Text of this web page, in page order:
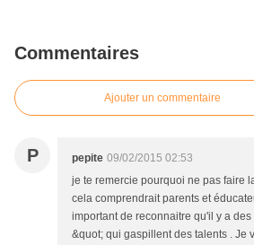
Commentaires
Ajouter un commentaire
P pepite 09/02/2015 02:53
je te remercie pourquoi ne pas faire
cela comprendrait parents et
important de reconnaitre qu'il y a
&quot; qui gaspillent des talents . Je